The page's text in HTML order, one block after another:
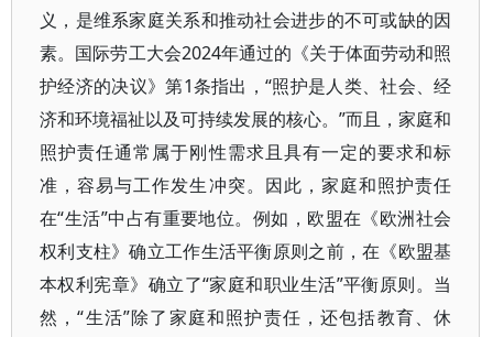
义，是维系家庭关系和推动社会进步的不可或缺的因
素。国际劳工大会2024年通过的《关于体面劳动和照
护经济的决议》第1条指出，“照护是人类、社会、经
济和环境福祉以及可持续发展的核心。”而且，家庭和
照护责任通常属于刚性需求且具有一定的要求和标
准，容易与工作发生冲突。因此，家庭和照护责任
在“生活”中占有重要地位。例如，欧盟在《欧洲社会
权利支柱》确立工作生活平衡原则之前，在《欧盟基
本权利宪章》确立了“家庭和职业生活”平衡原则。当
然，“生活”除了家庭和照护责任，还包括教育、休